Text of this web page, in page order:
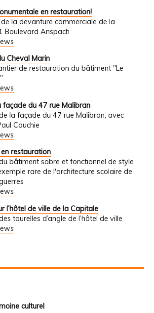
en restauration!
la devanture commerciale de la
Boulevard Anspach
Cheval Marin
de restauration du bâtiment "Le
façade du 47 rue Malibran
la façade du 47 rue Malibran, avec
Cauchie
en restauration
bâtiment sobre et fonctionnel de style
rare de l'architecture scolaire de
l’hôtel de ville de la Capitale
tourelles d’angle de l’hôtel de ville
culturel